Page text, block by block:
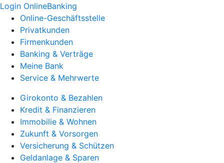
Login OnlineBanking
Online-Geschäftsstelle
Privatkunden
Firmenkunden
Banking & Verträge
Meine Bank
Service & Mehrwerte
Girokonto & Bezahlen
Kredit & Finanzieren
Immobilie & Wohnen
Zukunft & Vorsorgen
Versicherung & Schützen
Geldanlage & Sparen